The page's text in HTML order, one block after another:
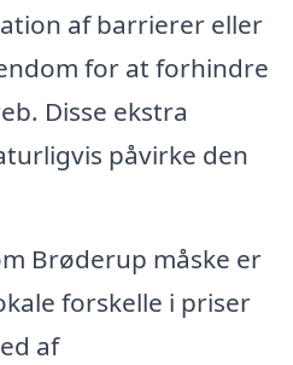
af barrierer eller
for at forhindre
Disse ekstra
påvirke den
Brøderup måske er
forskelle i priser
af